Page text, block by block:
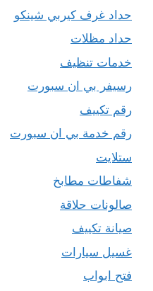
حداد غرف كيربي شينكو
حداد مظلات
خدمات تنظيف
رسيفر بي ان سبورت
رقم تكييف
رقم خدمة بي ان سبورت
ستلايت
شفاطات مطابخ
صالونات حلاقة
صيانة تكييف
غسيل سيارات
فتح ابواب